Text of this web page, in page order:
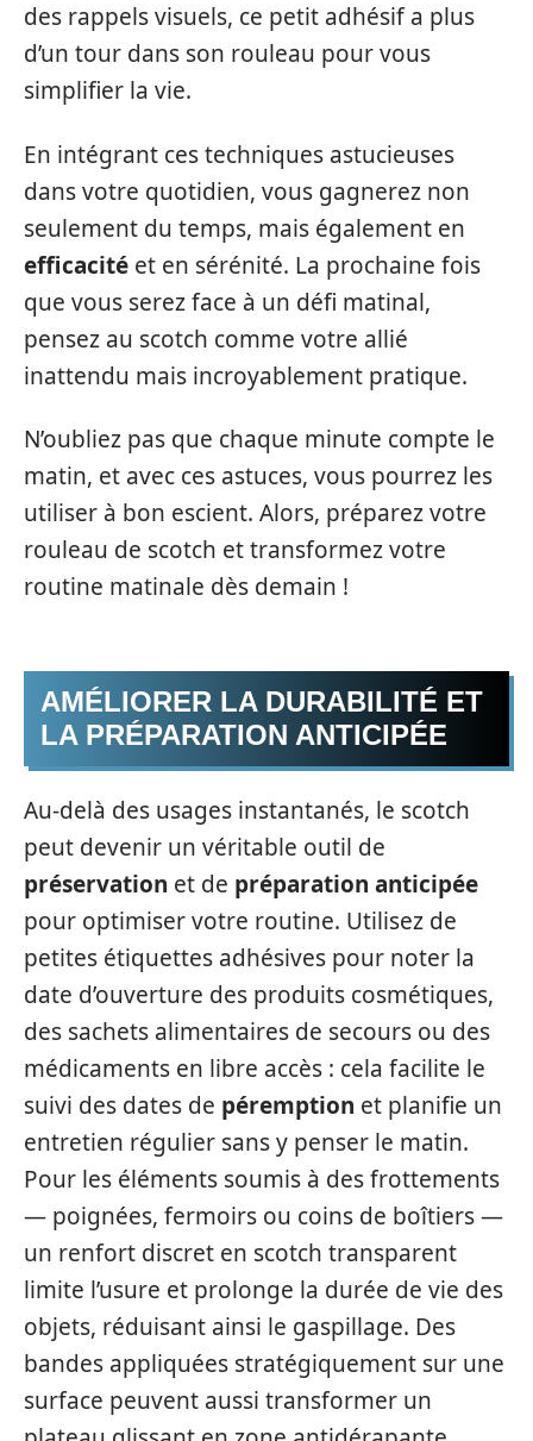
des rappels visuels, ce petit adhésif a plus
d’un tour dans son rouleau pour vous
simplifier la vie.
En intégrant ces techniques astucieuses
dans votre quotidien, vous gagnerez non
seulement du temps, mais également en
efficacité et en sérénité. La prochaine fois
que vous serez face à un défi matinal,
pensez au scotch comme votre allié
inattendu mais incroyablement pratique.
N’oubliez pas que chaque minute compte le
matin, et avec ces astuces, vous pourrez les
utiliser à bon escient. Alors, préparez votre
rouleau de scotch et transformez votre
routine matinale dès demain !
AMÉLIORER LA DURABILITÉ ET
LA PRÉPARATION ANTICIPÉE
Au-delà des usages instantanés, le scotch
peut devenir un véritable outil de
préservation et de préparation anticipée
pour optimiser votre routine. Utilisez de
petites étiquettes adhésives pour noter la
date d’ouverture des produits cosmétiques,
des sachets alimentaires de secours ou des
médicaments en libre accès : cela facilite le
suivi des dates de péremption et planifie un
entretien régulier sans y penser le matin.
Pour les éléments soumis à des frottements
— poignées, fermoirs ou coins de boîtiers —
un renfort discret en scotch transparent
limite l’usure et prolonge la durée de vie des
objets, réduisant ainsi le gaspillage. Des
bandes appliquées stratégiquement sur une
surface peuvent aussi transformer un